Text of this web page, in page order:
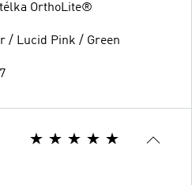
OrthoLite®
/ Lucid Pink / Green